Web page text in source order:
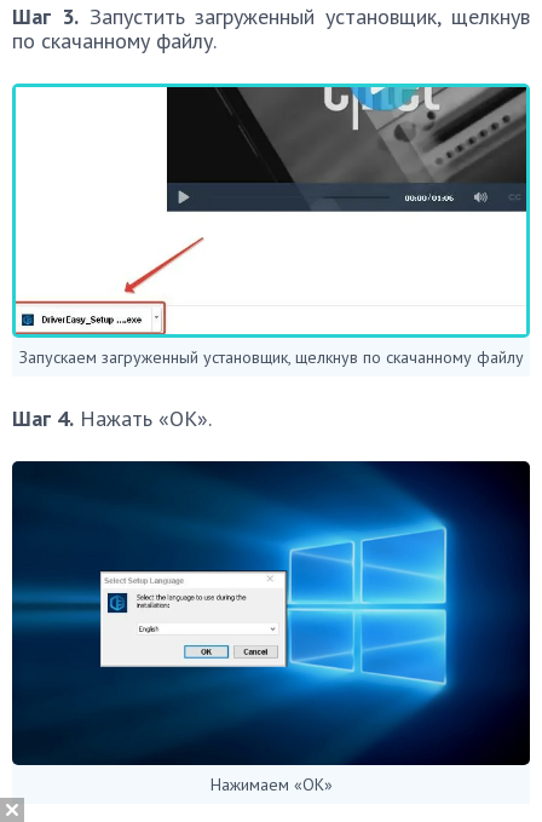
Шаг 3.Запустить загруженный установщик, щелкнув
по скачанному файлу.
Запускаем загруженный установщик, щелкнув по скачанному файлу
Шаг 4. Нажать «OK».
Нажимаем «ОК»